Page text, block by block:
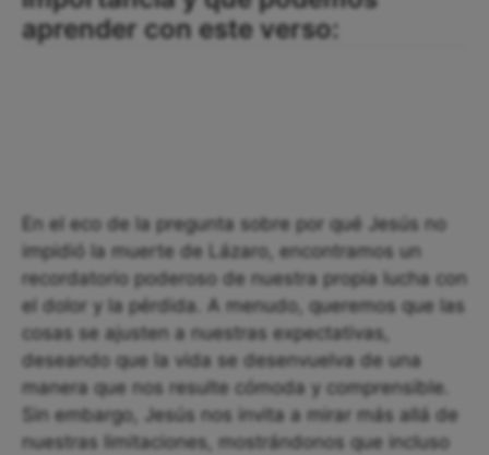
aprender con este verso:
En el eco de la pregunta sobre por qué Jesús no
impidió la muerte de Lázaro, encontramos un
recordatorio poderoso de nuestra propia lucha con
el dolor y la pérdida. A menudo, queremos que las
cosas se ajusten a nuestras expectativas,
deseando que la vida se desenvuelva de una
manera que nos resulte cómoda y comprensible.
Sin embargo, Jesús nos invita a mirar más allá de
nuestras limitaciones, mostrándonos que incluso